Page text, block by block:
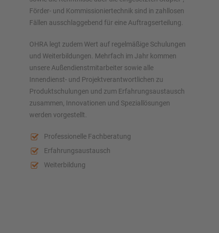
Förder- und Kommissioniertechnik sind in zahllosen
Fällen ausschlaggebend für eine Auftragserteilung.
OHRA legt zudem Wert auf regelmäßige Schulungen
und Weiterbildungen. Mehrfach im Jahr kommen
unsere Außendienstmitarbeiter sowie alle
Innendienst- und Projektverantwortlichen zu
Produktschulungen und zum Erfahrungsaustausch
zusammen, Innovationen und Speziallösungen
werden vorgestellt.
Professionelle Fachberatung
Erfahrungsaustausch
Weiterbildung